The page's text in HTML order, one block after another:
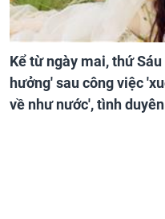
Kể từ ngày mai, thứ
hưởng' sau công việc
về như nước', tình